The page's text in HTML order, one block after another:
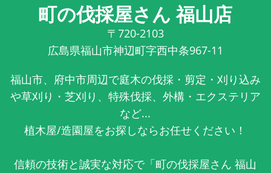
町の伐採屋さん 福山店
〒720-2103
広島県福山市神辺町字西中条967-11
福山市、府中市周辺で庭木の伐採・剪定・刈り込み
や草刈り・芝刈り、特殊伐採、外構・エクステリア
など...
植木屋/造園屋をお探しならお任せください！
信頼の技術と誠実な対応で「町の伐採屋さん 福山